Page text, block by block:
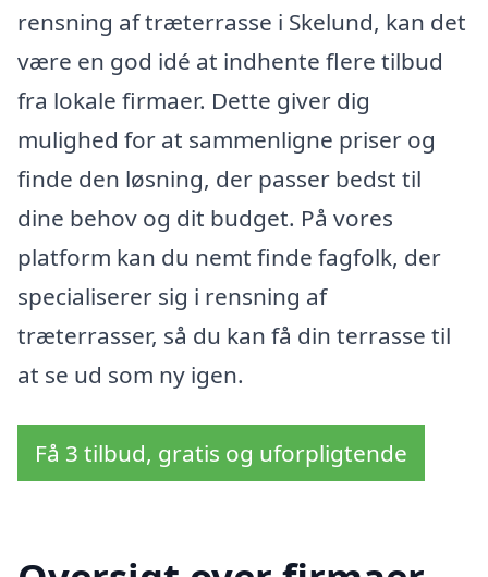
rensning af træterrasse i Skelund, kan det
være en god idé at indhente flere tilbud
fra lokale firmaer. Dette giver dig
mulighed for at sammenligne priser og
finde den løsning, der passer bedst til
dine behov og dit budget. På vores
platform kan du nemt finde fagfolk, der
specialiserer sig i rensning af
træterrasser, så du kan få din terrasse til
at se ud som ny igen.
Få 3 tilbud, gratis og uforpligtende